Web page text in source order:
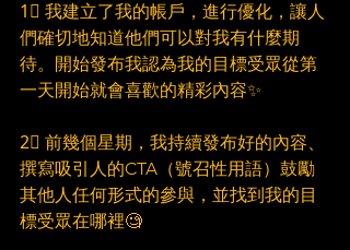
1⃣ 我建立了我的帳戶，進行優化，讓人
們確切地知道他們可以對我有什麼期
待。開始發布我認為我的目標受眾從第
一天開始就會喜歡的精彩內容✨
2⃣ 前幾個星期，我持續發布好的內容、
撰寫吸引人的CTA（號召性用語）鼓勵
其他人任何形式的參與，並找到我的目
標受眾在哪裡🧐